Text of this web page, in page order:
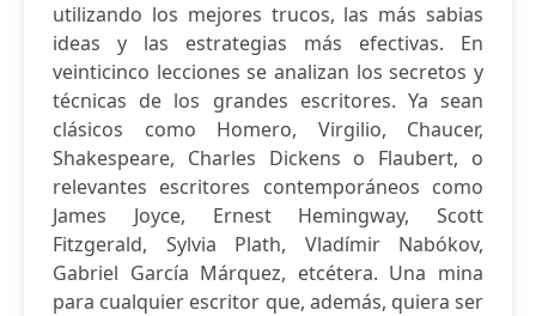
utilizando los mejores trucos, las más sabias
ideas y las estrategias más efectivas. En
veinticinco lecciones se analizan los secretos y
técnicas de los grandes escritores. Ya sean
clásicos como Homero, Virgilio, Chaucer,
Shakespeare, Charles Dickens o Flaubert, o
relevantes escritores contemporáneos como
James Joyce, Ernest Hemingway, Scott
Fitzgerald, Sylvia Plath, Vladímir Nabókov,
Gabriel García Márquez, etcétera. Una mina
para cualquier escritor que, además, quiera ser